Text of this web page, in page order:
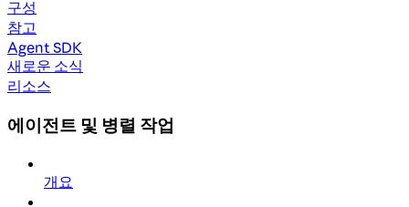
구성
참고
Agent SDK
새로운 소식
리소스
에이전트 및 병렬 작업
개요